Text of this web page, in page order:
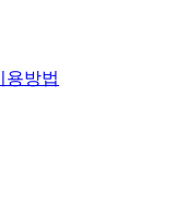
용방법